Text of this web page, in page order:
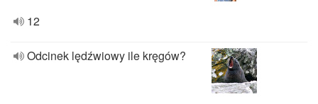
12
Odcinek lędźwiowy ile kręgów?